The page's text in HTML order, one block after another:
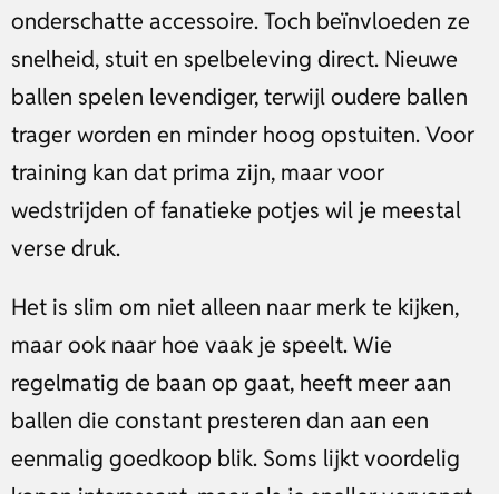
onderschatte accessoire. Toch beïnvloeden ze
snelheid, stuit en spelbeleving direct. Nieuwe
ballen spelen levendiger, terwijl oudere ballen
trager worden en minder hoog opstuiten. Voor
training kan dat prima zijn, maar voor
wedstrijden of fanatieke potjes wil je meestal
verse druk.
Het is slim om niet alleen naar merk te kijken,
maar ook naar hoe vaak je speelt. Wie
regelmatig de baan op gaat, heeft meer aan
ballen die constant presteren dan aan een
eenmalig goedkoop blik. Soms lijkt voordelig